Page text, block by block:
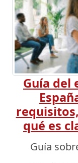
Guía del
qué es
Guía